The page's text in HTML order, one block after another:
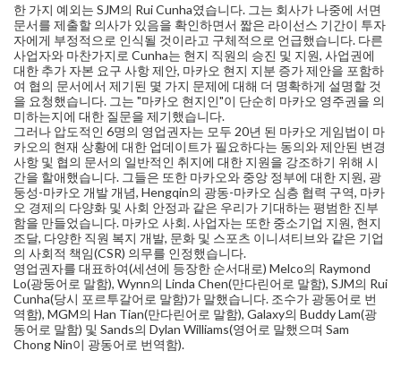
한 가지 예외는 SJM의 Rui Cunha였습니다. 그는 회사가 나중에 서면
문서를 제출할 의사가 있음을 확인하면서 짧은 라이선스 기간이 투자
자에게 부정적으로 인식될 것이라고 구체적으로 언급했습니다. 다른
사업자와 마찬가지로 Cunha는 현지 직원의 승진 및 지원, 사업권에
대한 추가 자본 요구 사항 제안, 마카오 현지 지분 증가 제안을 포함하
여 협의 문서에서 제기된 몇 가지 문제에 대해 더 명확하게 설명할 것
을 요청했습니다. 그는 "마카오 현지인"이 단순히 마카오 영주권을 의
미하는지에 대한 질문을 제기했습니다.
그러나 압도적인 6명의 영업권자는 모두 20년 된 마카오 게임법이 마
카오의 현재 상황에 대한 업데이트가 필요하다는 동의와 제안된 변경
사항 및 협의 문서의 일반적인 취지에 대한 지원을 강조하기 위해 시
간을 할애했습니다. 그들은 또한 마카오와 중앙 정부에 대한 지원, 광
둥성-마카오 개발 개념, Hengqin의 광동-마카오 심층 협력 구역, 마카
오 경제의 다양화 및 사회 안정과 같은 우리가 기대하는 평범한 진부
함을 만들었습니다. 마카오 사회. 사업자는 또한 중소기업 지원, 현지
조달, 다양한 직원 복지 개발, 문화 및 스포츠 이니셔티브와 같은 기업
의 사회적 책임(CSR) 의무를 인정했습니다.
영업권자를 대표하여(세션에 등장한 순서대로) Melco의 Raymond
Lo(광둥어로 말함), Wynn의 Linda Chen(만다린어로 말함), SJM의 Rui
Cunha(당시 포르투갈어로 말함)가 말했습니다. 조수가 광동어로 번
역함), MGM의 Han Tian(만다린어로 말함), Galaxy의 Buddy Lam(광
동어로 말함) 및 Sands의 Dylan Williams(영어로 말했으며 Sam
Chong Nin이 광동어로 번역함).